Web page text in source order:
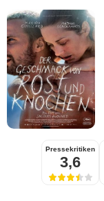
Pressekritiken
3,6